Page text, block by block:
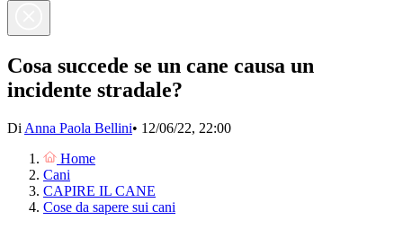
Cosa succede se un cane causa un
incidente stradale?
Di Anna Paola Bellini• 12/06/22, 22:00
Home
Cani
CAPIRE IL CANE
Cose da sapere sui cani